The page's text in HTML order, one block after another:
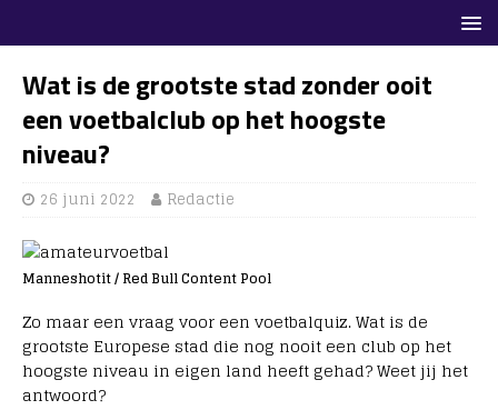
Wat is de grootste stad zonder ooit
een voetbalclub op het hoogste
niveau?
26 juni 2022 Redactie
Manneshotit / Red Bull Content Pool
Zo maar een vraag voor een voetbalquiz. Wat is de
grootste Europese stad die nog nooit een club op het
hoogste niveau in eigen land heeft gehad? Weet jij het
antwoord?